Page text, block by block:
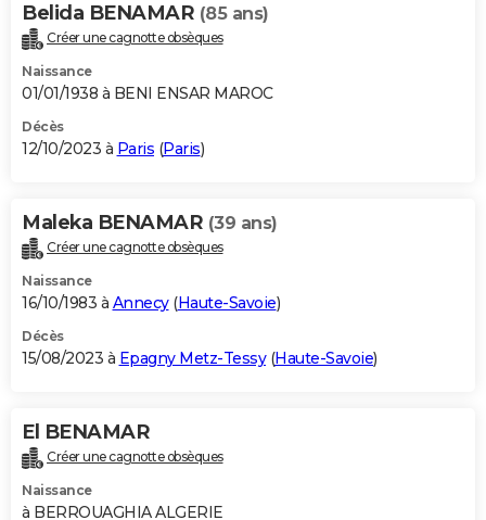
Belida BENAMAR (85 ans)
Créer une cagnotte obsèques
Naissance
01/01/1938 à BENI ENSAR MAROC
Décès
12/10/2023 à Paris (Paris)
Maleka BENAMAR (39 ans)
Créer une cagnotte obsèques
Naissance
16/10/1983 à Annecy(Haute-Savoie)
Décès
15/08/2023 à Epagny Metz-Tessy(Haute-Savoie)
El BENAMAR
Créer une cagnotte obsèques
Naissance
à BERROUAGHIA ALGERIE